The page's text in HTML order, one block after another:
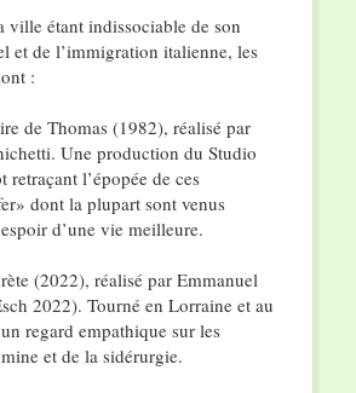
ville étant indissociable de son
et de l’immigration italienne, les
:
de Thomas (1982), réalisé par
Une production du Studio
retraçant l’épopée de ces
dont la plupart sont venus
d’une vie meilleure.
(2022), réalisé par Emmanuel
2022). Tourné en Lorraine et au
regard empathique sur les
et de la sidérurgie.